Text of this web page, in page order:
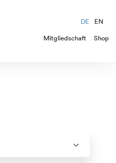
DE
EN
Mitgliedschaft
Shop